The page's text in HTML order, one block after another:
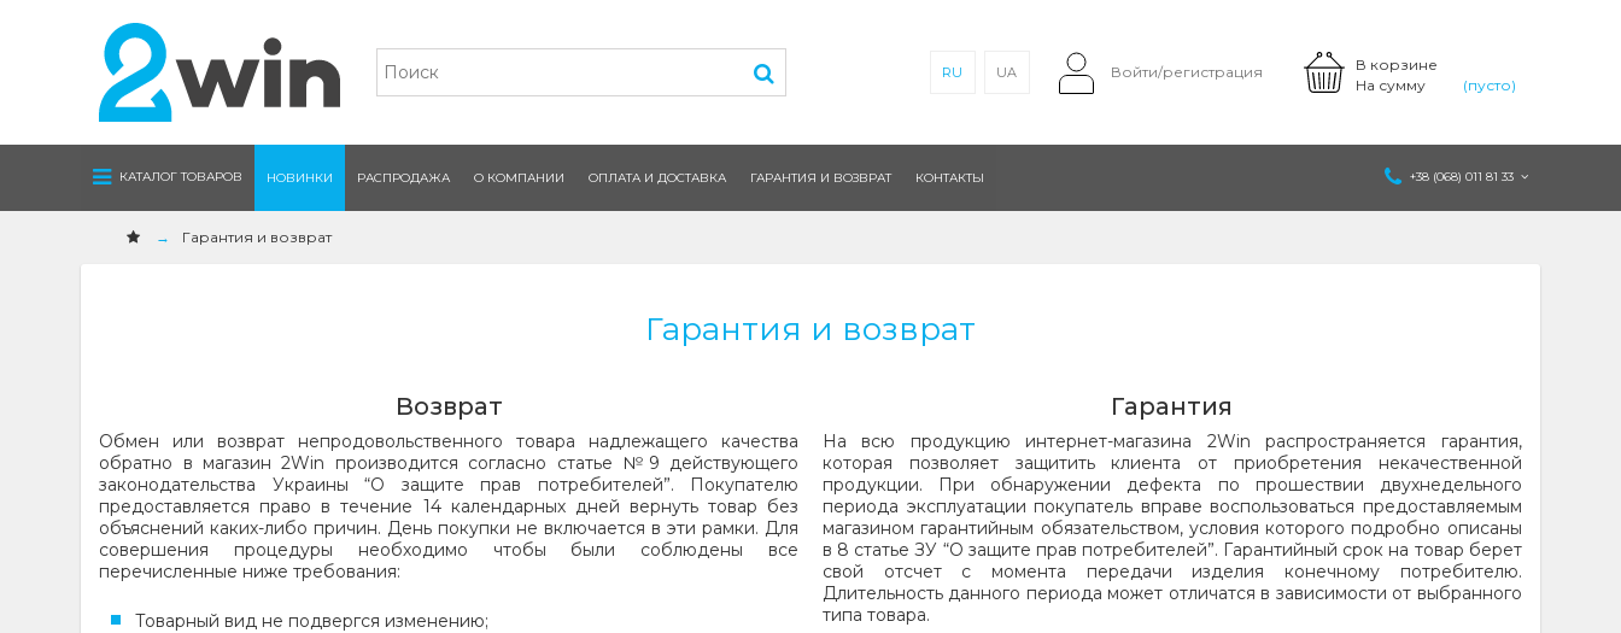
В корзине
На сумму
(пусто)
RU UA Войти/регистрация
КАТАЛОГ ТОВАРОВ НОВИНКИ РАСПРОДАЖА О КОМПАНИИ ОПЛАТА И ДОСТАВКА ГАРАНТИЯ И ВОЗВРАТ КОНТАКТЫ +38 (068) 011 81 33
Гарантия и возврат
Гарантия и возврат
Возврат
Обмен или возврат непродовольственного товара надлежащего качества
обратно в магазин 2Win производится согласно статье №9 действующего
законодательства Украины “О защите прав потребителей”. Покупателю
предоставляется право в течение 14 календарных дней вернуть товар без
объяснений каких-либо причин. День покупки не включается в эти рамки. Для
совершения процедуры необходимо чтобы были соблюдены все
перечисленные ниже требования:
Товарный вид не подвергся изменению;
Гарантия
На всю продукцию интернет-магазина 2Win распространяется гарантия,
которая позволяет защитить клиента от приобретения некачественной
продукции. При обнаружении дефекта по прошествии двухнедельного
периода эксплуатации покупатель вправе воспользоваться предоставляемым
магазином гарантийным обязательством, условия которого подробно описаны
в 8 статье ЗУ “О защите прав потребителей”. Гарантийный срок на товар берет
свой отсчет с момента передачи изделия конечному потребителю.
Длительность данного периода может отличатся в зависимости от выбранного
типа товара.